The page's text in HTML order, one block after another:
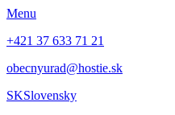
Menu
+421 37 633 71 21
obecnyurad@hostie.sk
SKSlovensky